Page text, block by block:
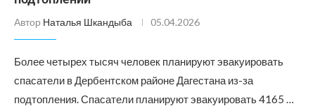
Автор Наталья Шкандыба 05.04.2026
Более четырех тысяч человек планируют эвакуировать
спасатели в Дербентском районе Дагестана из-за
подтопления. Спасатели планируют эвакуировать 4165 …